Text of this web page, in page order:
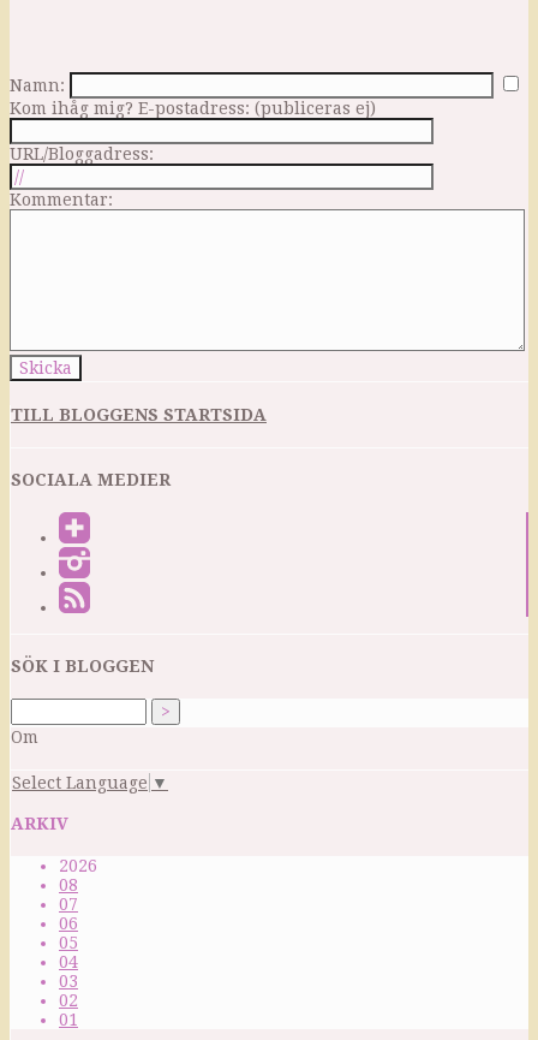
Namn:
Kom ihåg mig? E-postadress: (publiceras ej)
URL/Bloggadress:
Kommentar:
TILL BLOGGENS STARTSIDA
SOCIALA MEDIER
SÖK I BLOGGEN
Om
Select Language ▼
ARKIV
2026
08
07
06
05
04
03
02
01